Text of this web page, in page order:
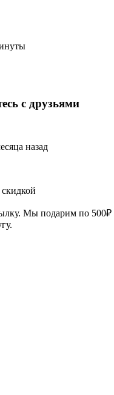
с друзьями
назад
Мы подарим по 500₽